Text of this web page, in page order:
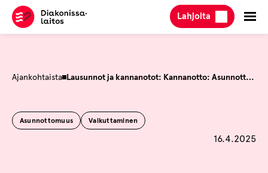
Hyppää
sisältöön
Lahjoita
Ajankohtaista Lausunnot ja kannanotot: Kannanotto: Asunnottomuuden poistaminen tuo kustannussäästöjä ja luo hyvinvointia kaikille
Asunnottomuus Vaikuttaminen
Julkaistu
16.4.2025